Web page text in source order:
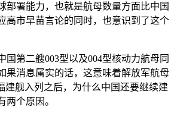
部署能力，也就是航母数量方面比中国
高市早苗言论的同时，也意识到了这个
国第二艘003型以及004型核动力航母同
果消息属实的话，这意味着解放军航母
建舰入列之后，为什么中国还要继续建
两个原因。